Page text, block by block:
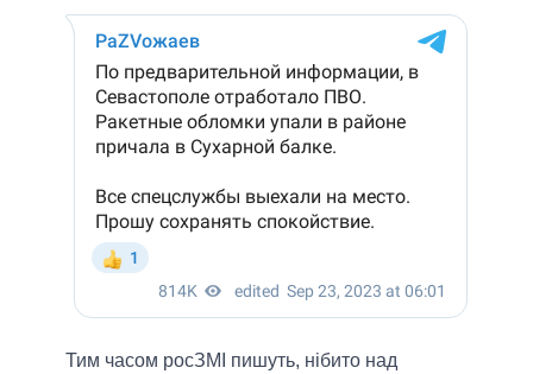
Тим часом росЗМІ пишуть, нібито над